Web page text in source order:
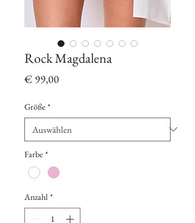
Rock Magdalena
€ 99,00Preis
Größe *
Farbe *
Anzahl *